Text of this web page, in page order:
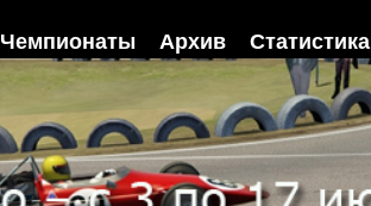
Чемпионаты Архив Статистика